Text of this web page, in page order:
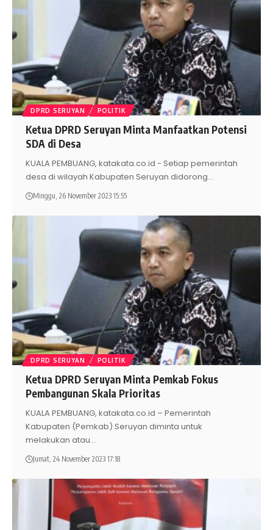
DPRD SERUYAN POLITIK
Ketua DPRD Seruyan Minta Manfaatkan Potensi
SDA di Desa
KUALA PEMBUANG, katakata.co.id - Setiap pemerintah
desa di wilayah Kabupaten Seruyan didorong…
Minggu, 26 November 2023 15:55
DPRD SERUYAN POLITIK
Ketua DPRD Seruyan Minta Pemkab Fokus
Pembangunan Skala Prioritas
KUALA PEMBUANG, katakata.co.id – Pemerintah
Kabupaten (Pemkab) Seruyan diminta untuk
melakukan atau…
Jumat, 24 November 2023 17:18